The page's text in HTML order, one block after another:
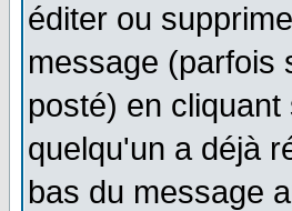
éditer ou
message (parfois
posté) en
quelqu'un a déjà
bas du message